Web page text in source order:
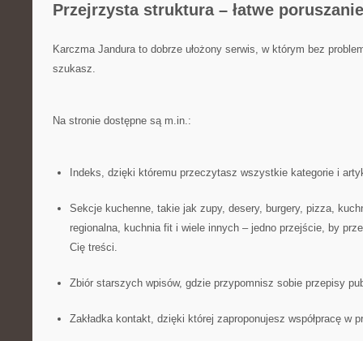
Przejrzysta struktura – łatwe
Karczma Jandura to dobrze ułożony serwis, w którym bez
szukasz.
Na stronie dostępne są m.in.:
Indeks, dzięki któremu przeczytasz wszystkie kategorie i
Sekcje kuchenne, takie jak zupy, desery, burgery, pizza,
regionalna, kuchnia fit i wiele innych – jedno przejście, by
Cię treści.
Zbiór starszych wpisów, gdzie przypomnisz sobie przepisy
Zakładka kontakt, dzięki której zaproponujesz współpracę w